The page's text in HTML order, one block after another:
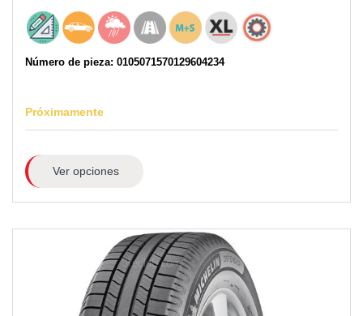
Número de pieza: 0105071570129604234
Próximamente
Ver opciones